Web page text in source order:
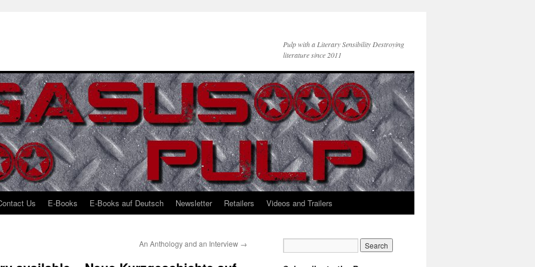
Pulp with a Literary Sensibility Destroying
literature since 2011
Us E-Books E-Books auf Deutsch Newsletter Retailers Videos and Trailers
An Anthology and an Interview →